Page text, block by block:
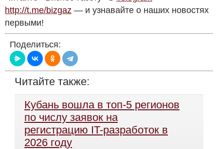
http://t.me/bizgaz — и узнавайте о наших новостях
первыми!
Поделиться:
Читайте также:
Кубань вошла в топ-5 регионов
по числу заявок на
регистрацию IT-разработок в
2026 году